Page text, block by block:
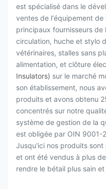
est spécialisé dans le
ventes de l'équipement
principaux fournisseurs
circulation, huche et stylo
vétérinaires, stalles sans
alimentation, et clôture
Insulators) sur le marché
son établissement, nous
produits et avons obtenu
concentrés sur notre
système de gestion de la
est obligée par OIN 9001-
Jusqu'ici nos produits
et ont été vendus à plus
rendre le bétail plus sain